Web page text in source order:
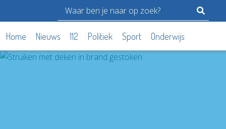
Home Nieuws 112 Politiek Sport Onderwijs